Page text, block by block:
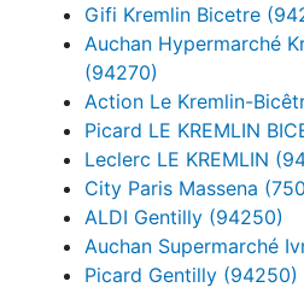
Gifi Kremlin Bicetre
Auchan Hypermarché
(94270)
Action Le Kremlin-
Picard LE KREMLIN
Leclerc LE KREMLIN
City Paris Massena
ALDI Gentilly (94250)
Auchan Supermarché
Picard Gentilly (94250)